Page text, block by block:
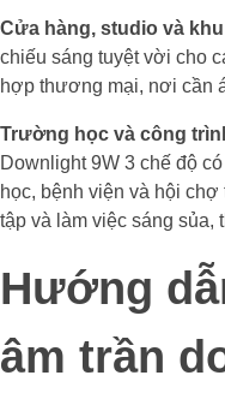
Cửa hàng, studio và
chiếu sáng tuyệt vời cho
hợp thương mại, nơi cần
Trường học và công
Downlight 9W 3 chế độ
học, bệnh viện và hội
tập và làm việc sáng sủa,
Hướng
âm trần